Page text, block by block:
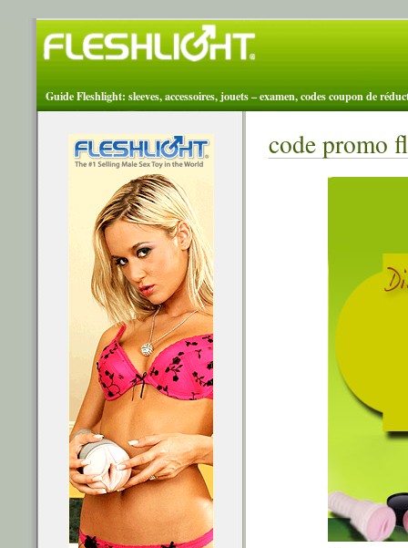
Guide Fleshlight: sleeves, accessoires, jouets – examen, codes coupon de
code promo